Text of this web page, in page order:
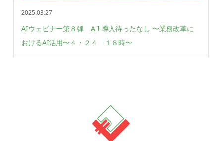
2025.03.27
AIウェビナー第８弾 A I 導入待ったなし 〜業務改革に
おけるAI活用〜 ４・２４ １８時〜